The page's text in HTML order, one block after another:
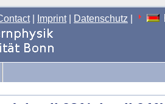
| Imprint| Datenschutz